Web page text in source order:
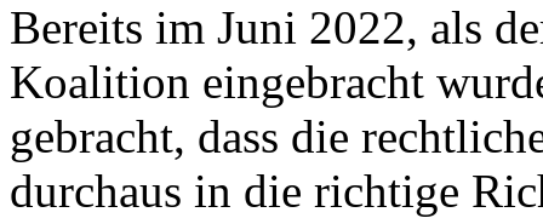
Bereits im Juni 2022, als
Koalition eingebracht
gebracht, dass die
durchaus in die richtige